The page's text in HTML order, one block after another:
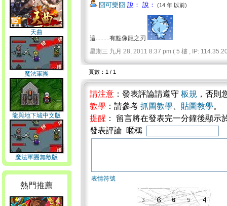
天曲
魔法軍團
龍與地下城中文版
魔法軍團無敵版
熱門推薦
囧可樂囧 說： 說： (14 年 以前)
這.........有點像龍之刃
星期三 九月 28, 2011 8:37 pm ( 5 樓 , IP:
頁數：1 / 1
請注意 ：發表評論請遵守 板規 ，否則
教學 ：請參考 抓圖教學 貼圖教學。
提醒 ： 留言將在發表完一分鐘後顯
發表評論 暱稱
表情符號